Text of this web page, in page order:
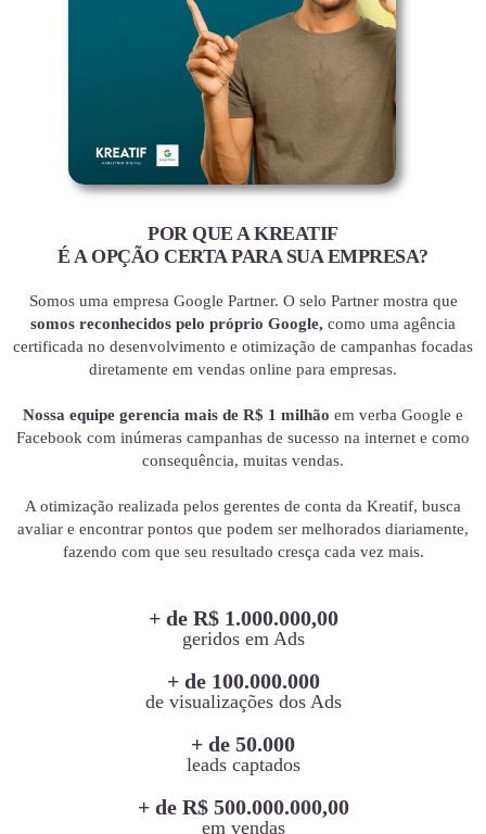
POR QUE A KREATIF
É A OPÇÃO CERTA PARA SUA EMPRESA?
Somos uma empresa Google Partner. O selo Partner mostra que
somos reconhecidos pelo próprio Google, como uma agência
certificada no desenvolvimento e otimização de campanhas focadas
diretamente em vendas online para empresas.
Nossa equipe gerencia mais de R$ 1 milhão em verba Google e
Facebook com inúmeras campanhas de sucesso na internet e como
consequência, muitas vendas.
A otimização realizada pelos gerentes de conta da Kreatif, busca
avaliar e encontrar pontos que podem ser melhorados diariamente,
fazendo com que seu resultado cresça cada vez mais.
+ de R$ 1.000.000,00
geridos em Ads
+ de 100.000.000
de visualizações dos Ads
+ de 50.000
leads captados
+ de R$ 500.000.000,00
em vendas